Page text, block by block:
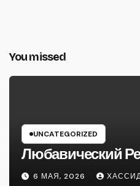
You missed
UNCATEGORIZED
Любавический
6 МАЯ, 2026